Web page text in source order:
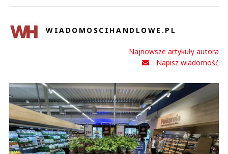
WIADOMOSCIHANDLOWE.PL
Najnowsze artykuły autora
Napisz wiadomość